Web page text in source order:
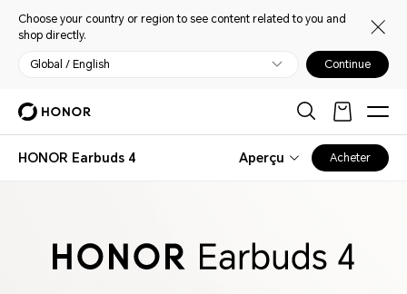
Choose your country or region to see content related to you and
shop directly.
Global / English Continue
HONOR Earbuds 4 Aperçu Acheter